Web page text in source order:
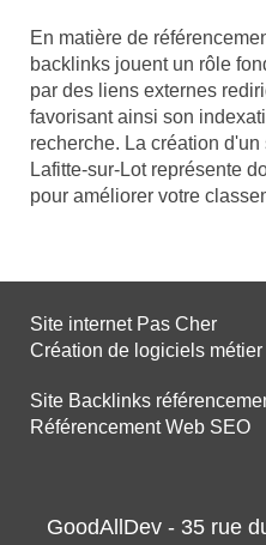
En matière de
backlinks jouent un rôle
par des liens externes
favorisant ainsi son
recherche. La création
Lafitte-sur-Lot représente
pour améliorer votre
Site internet Pas Cher
Création de logiciels
Site Backlinks
Référencement Web SEO
GoodAllDev - 35 rue